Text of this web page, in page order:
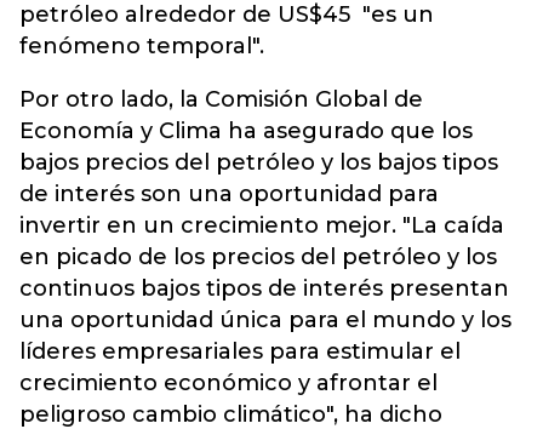
petróleo alrededor de US$45 "es un
fenómeno temporal".
Por otro lado, la Comisión Global de
Economía y Clima ha asegurado que los
bajos precios del petróleo y los bajos tipos
de interés son una oportunidad para
invertir en un crecimiento mejor. "La caída
en picado de los precios del petróleo y los
continuos bajos tipos de interés presentan
una oportunidad única para el mundo y los
líderes empresariales para estimular el
crecimiento económico y afrontar el
peligroso cambio climático", ha dicho